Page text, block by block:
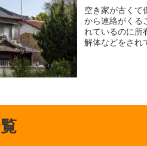
空き家が古くて
から連絡がくる
れているのに所
解体などをされ